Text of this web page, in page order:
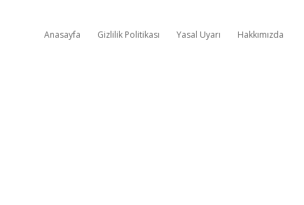
Anasayfa Gizlilik Politikası Yasal Uyarı Hakkımızda